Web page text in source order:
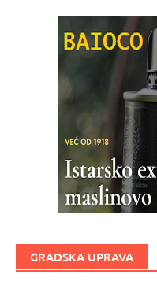
GRADSKA UPRAVA